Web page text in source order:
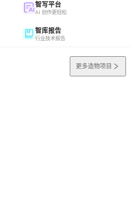
智写平台
AI 创作更轻松
智库报告
行业技术报告
更多造物项目